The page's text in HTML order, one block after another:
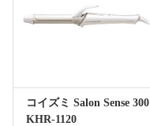
コイズミ Salon Sense 300
KHR-1120